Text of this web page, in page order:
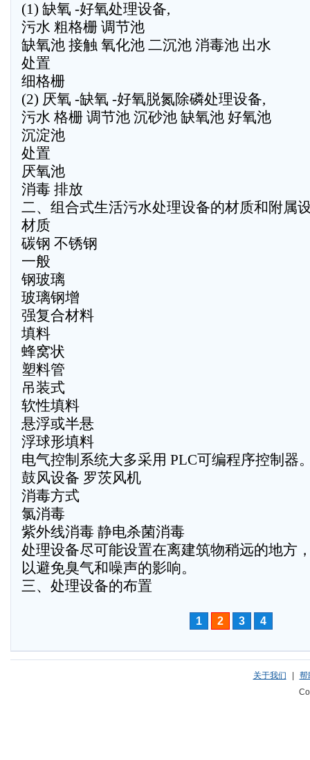
(1) 缺氧 -好氧处理设备,
污水 粗格栅 调节池
缺氧池 接触 氧化池 二沉池 消毒池 出水
处置
细格栅
(2) 厌氧 -缺氧 -好氧脱氮除磷处理设备,
污水 格栅 调节池 沉砂池 缺氧池 好氧池
沉淀池
处置
厌氧池
消毒 排放
二、组合式生活污水处理设备的材质和附属
材质
碳钢 不锈钢
一般
钢玻璃
玻璃钢增
强复合材料
填料
蜂窝状
塑料管
吊装式
软性填料
悬浮或半悬
浮球形填料
电气控制系统大多采用 PLC可编程序控制器
鼓风设备 罗茨风机
消毒方式
氯消毒
紫外线消毒 静电杀菌消毒
处理设备尽可能设置在离建筑物稍远的地方
以避免臭气和噪声的影响。
三、处理设备的布置
1 2 3 4
关于我们
帮